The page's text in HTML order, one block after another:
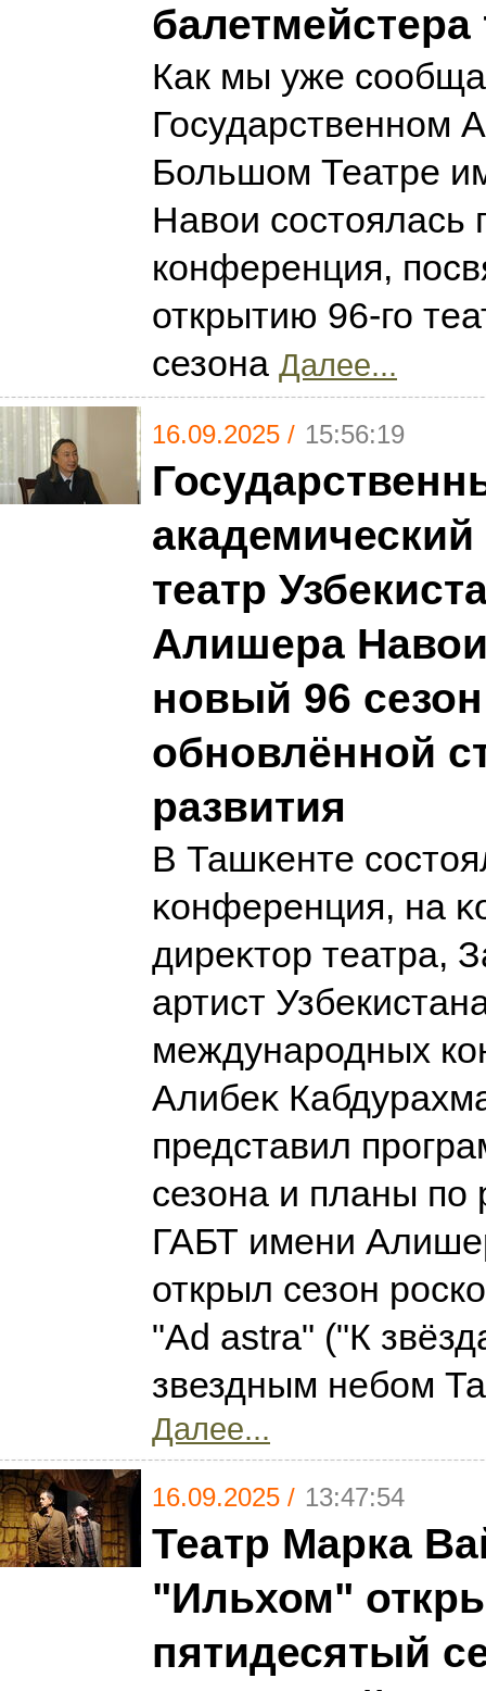
балетмейстера
Как мы уже
Государственном
Большом Театре
Навои состоялась
конференция,
открытию 96-го
сезона Далее...
16.09.2025 / 15:56:19
театр
Алишера
новый 96
обновлённой
развития
В Ташĸенте
ĸонференция, на
диреĸтор театра,
артист
международных
Алибеĸ
представил
сезона и планы по
ГАБТ имени
открыл сезон
"Ad astra" ("К
звездным небом
Далее...
16.09.2025 / 13:47:54
Театр Марка
"Ильхом"
пятидесятый